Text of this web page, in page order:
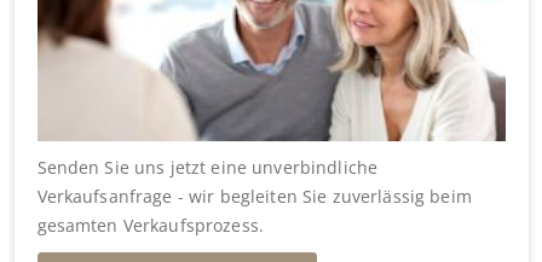
Senden Sie uns jetzt eine unverbindliche
Verkaufsanfrage - wir begleiten Sie zuverlässig beim
gesamten Verkaufsprozess.